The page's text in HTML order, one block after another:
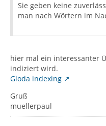
Sie geben keine
man nach Wörtern im
hier mal ein interessanter
indiziert wird.
Gloda indexing
Gruß
muellerpaul